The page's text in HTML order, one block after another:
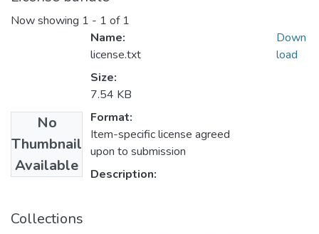
Now showing 1 - 1 of 1
No
Thumbnail
Available
Name:
license.txt
Size:
7.54 KB
Format:
Item-specific license agreed
upon to submission
Description:
Down
load
Collections